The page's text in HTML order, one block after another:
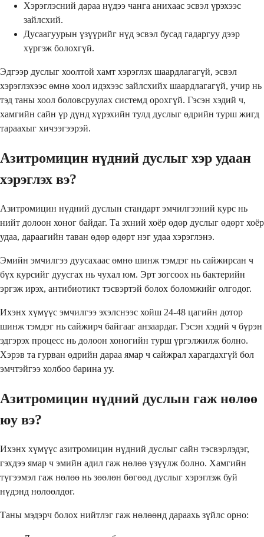
Хэрэглэсний дараа нүдээ чанга анихаас эсвэл үрэхээс
зайлсхий.
Дусаагуурын үзүүрийг нүд эсвэл бусад гадаргуу дээр
хүргэж болохгүй.
Эдгээр дуслыг хоолтой хамт хэрэглэх шаардлагагүй, эсвэл
хэрэглэхээс өмнө хоол идэхээс зайлсхийх шаардлагагүй, учир нь
тэд таны хоол боловсруулах системд орохгүй. Гэсэн хэдий ч,
хамгийн сайн үр дүнд хүрэхийн тулд дуслыг өдрийн турш жигд
тараахыг хичээгээрэй.
Азитромицин нүдний дуслыг хэр удаан
хэрэглэх вэ?
Азитромицин нүдний дуслын стандарт эмчилгээний курс нь
нийт долоон хоног байдаг. Та эхний хоёр өдөр дуслыг өдөрт хоёр
удаа, дараагийн таван өдөр өдөрт нэг удаа хэрэглэнэ.
Эмийн эмчилгээ дуусахаас өмнө шинж тэмдэг нь сайжирсан ч
бүх курсийг дуусгах нь чухал юм. Эрт зогсоох нь бактерийн
эргэж ирэх, антибиотикт тэсвэртэй болох боломжийг олгодог.
Ихэнх хүмүүс эмчилгээ эхэлснээс хойш 24-48 цагийн дотор
шинж тэмдэг нь сайжирч байгааг анзаардаг. Гэсэн хэдий ч бүрэн
эдгэрэх процесс нь долоон хоногийн турш үргэлжилж болно.
Хэрэв та гурван өдрийн дараа ямар ч сайжрал харагдахгүй бол
эмчтэйгээ холбоо барина уу.
Азитромицин нүдний дуслын гаж нөлөө
юу вэ?
Ихэнх хүмүүс азитромицин нүдний дуслыг сайн тэсвэрлэдэг,
гэхдээ ямар ч эмийн адил гаж нөлөө үзүүлж болно. Хамгийн
түгээмэл гаж нөлөө нь зөөлөн бөгөөд дуслыг хэрэглэж буй
нүдэнд нөлөөлдөг.
Таны мэдэрч болох нийтлэг гаж нөлөөнд дараахь зүйлс орно: